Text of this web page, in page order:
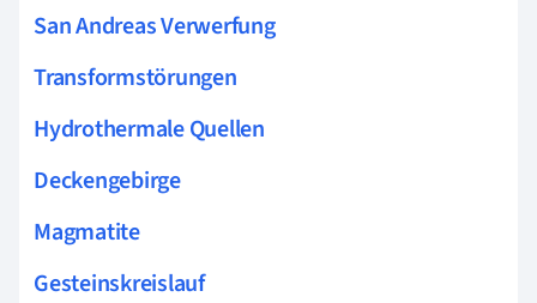
San Andreas Verwerfung
Transformstörungen
Hydrothermale Quellen
Deckengebirge
Magmatite
Gesteinskreislauf